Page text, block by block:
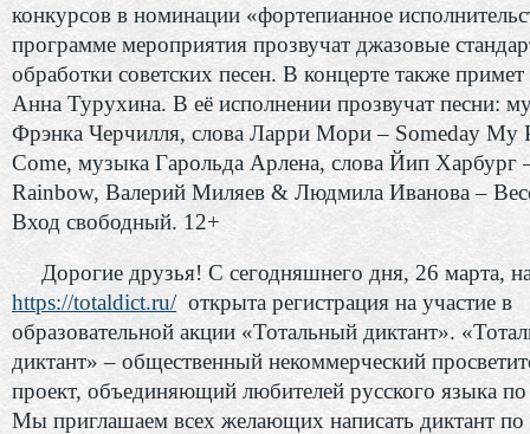
конкурсов в номинации «фортепианное
программе мероприятия прозвучат джазовые
обработки советских песен. В концерте также примет
Анна Турухина. В её исполнении прозвучат песни:
Фрэнка Черчилля, слова Ларри Мори – Someday My
Come, музыка Гарольда Арлена, слова Йип Харбург
Rainbow, Валерий Миляев & Людмила Иванова –
Вход свободный. 12+
Дорогие друзья! С сегодняшнего дня, 26 марта, на
https://totaldict.ru/открыта регистрация на участие в
образовательной акции «Тотальный диктант».
диктант» – общественный некоммерческий
проект, объединяющий любителей русского языка
Мы приглашаем всех желающих написать диктант